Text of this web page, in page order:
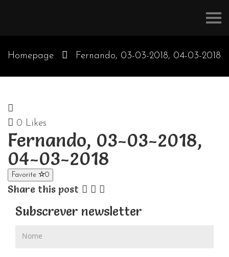
Homepage Fernando, 03-03-2018, 04-03-2018
0 Likes
Fernando, 03-03-2018,
04-03-2018
Favorite 0
Share this post
Subscrever newsletter